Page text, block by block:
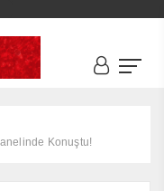
Konuştu!